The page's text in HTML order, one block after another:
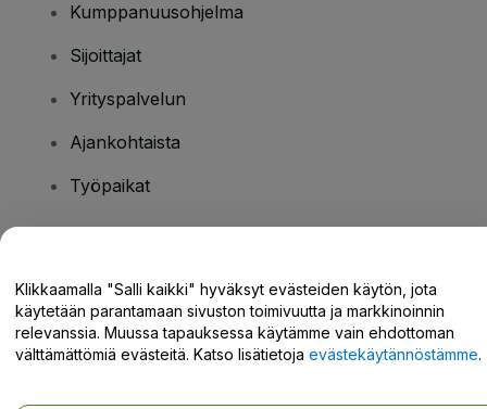
Kumppanuusohjelma
Sijoittajat
Yrityspalvelun
Ajankohtaista
Työpaikat
Tukikeskus / Ota meihin yhteyttä
Klikkaamalla "Salli kaikki" hyväksyt evästeiden käytön, jota
käytetään parantamaan sivuston toimivuutta ja markkinoinnin
relevanssia. Muussa tapauksessa käytämme vain ehdottoman
välttämättömiä evästeitä. Katso lisätietoja evästekäytännöstämme.